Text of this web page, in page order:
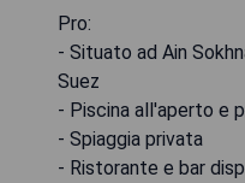
Pro:
- Situato ad Ain
Suez
- Piscina all'aperto e
- Spiaggia privata
- Ristorante e bar